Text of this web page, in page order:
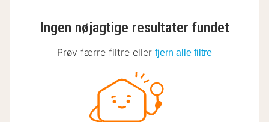
Ingen nøjagtige resultater fundet
Prøv færre filtre eller fjern alle filtre